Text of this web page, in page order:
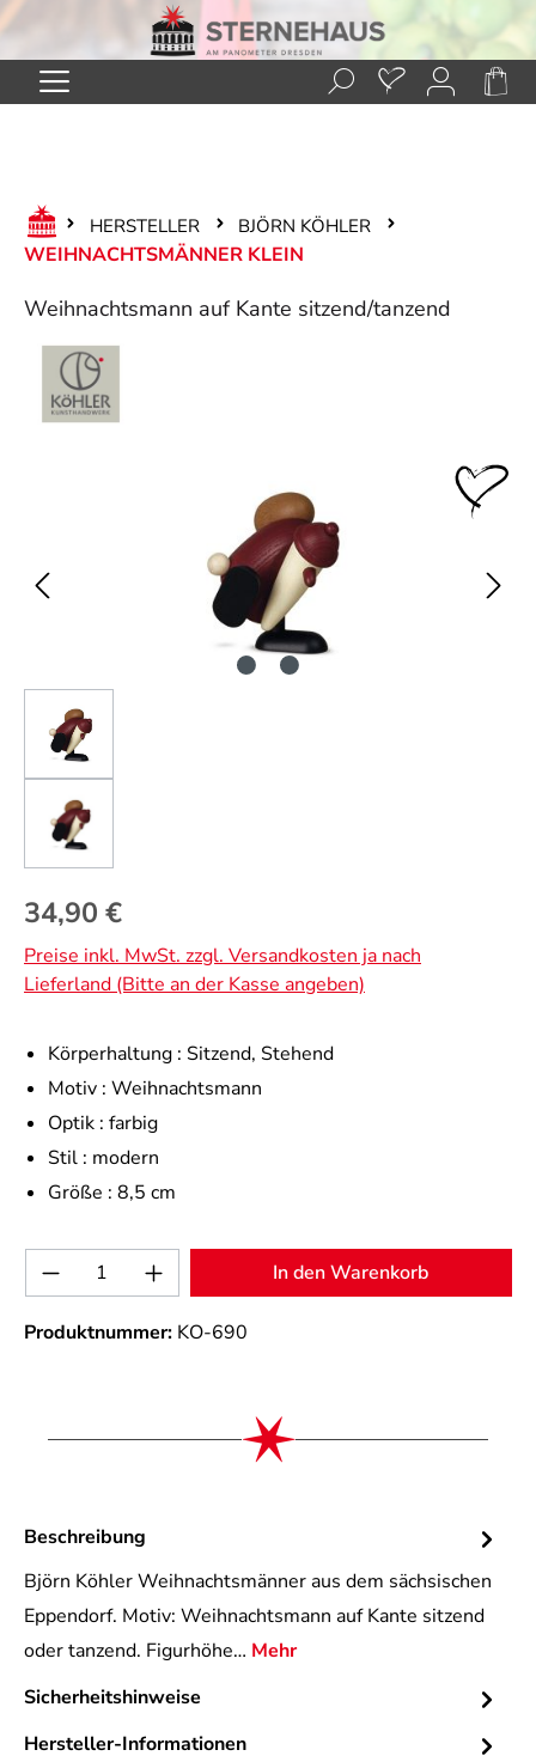
Zum Hauptinhalt springen
HERSTELLER BJÖRN KÖHLER
WEIHNACHTSMÄNNER KLEIN
Weihnachtsmann auf Kante sitzend/tanzend
Regulärer Preis:
34,90 €
Preise inkl. MwSt. zzgl. Versandkosten ja nach
Lieferland (Bitte an der Kasse angeben)
Körperhaltung : Sitzend, Stehend
Motiv : Weihnachtsmann
Optik : farbig
Stil : modern
Größe : 8,5 cm
Produkt Anzahl: Gib den gewünschten
In den Warenkorb
Produktnummer: KO-690
Beschreibung
Björn Köhler Weihnachtsmänner aus dem sächsischen
Eppendorf. Motiv: Weihnachtsmann auf Kante sitzend
oder tanzend. Figurhöhe… Mehr
Sicherheitshinweise
Hersteller-Informationen